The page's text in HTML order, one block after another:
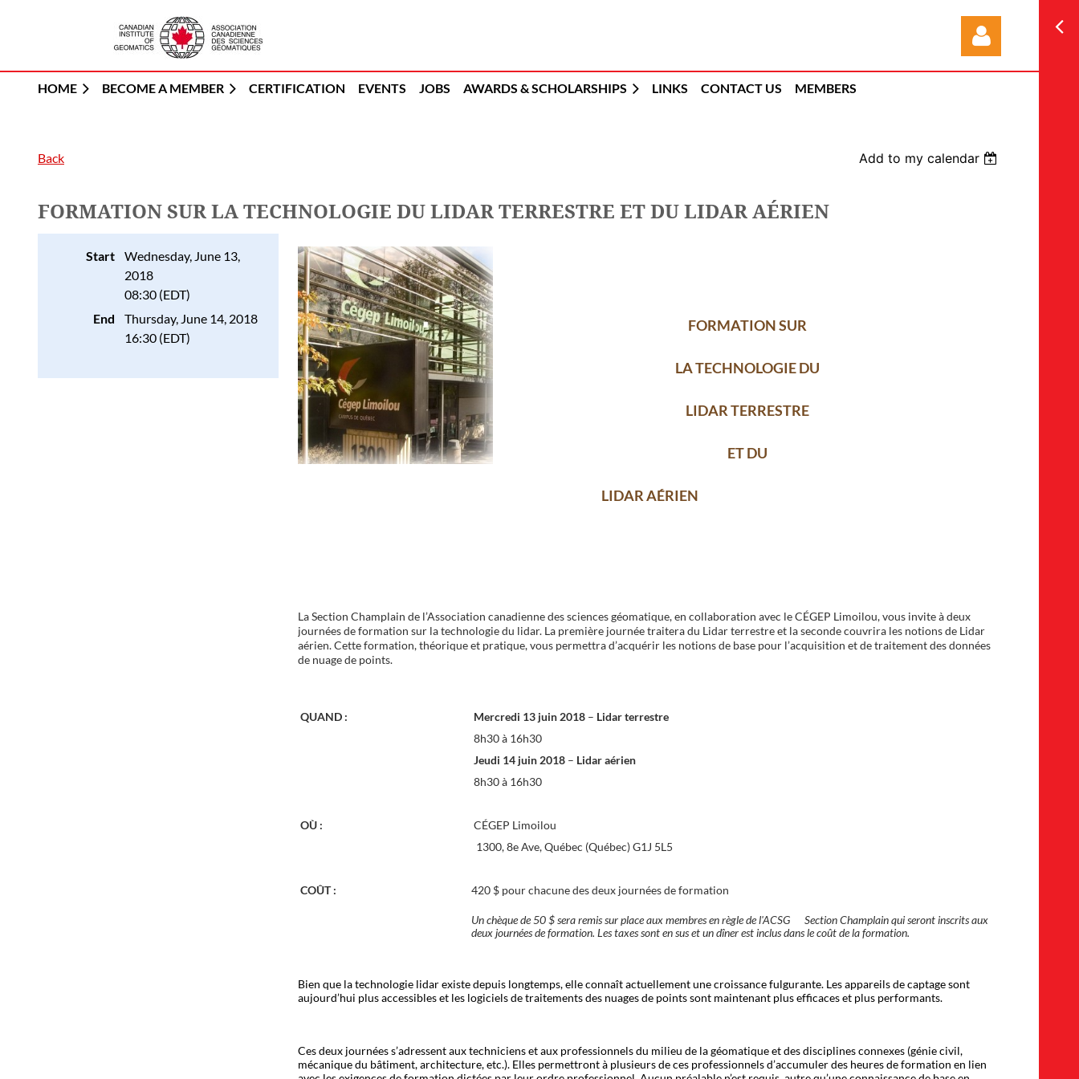
HOME BECOME A MEMBER CERTIFICATION EVENTS JOBS AWARDS & SCHOLARSHIPS LINKS CONTACT US MEMBERS
Back Add to my calendar
FORMATION SUR LA TECHNOLOGIE DU LIDAR TERRESTRE ET DU LIDAR AÉRIEN
Start
Wednesday, June 13,
2018
08:30 (EDT)
End
Thursday, June 14, 2018
16:30 (EDT)
FORMATION SUR
LA TECHNOLOGIE DU
LIDAR TERRESTRE
ET DU
LIDAR AÉRIEN
La Section Champlain de l’Association canadienne des sciences géomatique, en collaboration avec le CÉGEP Limoilou, vous invite à deux
journées de formation sur la technologie du lidar. La première journée traitera du Lidar terrestre et la seconde couvrira les notions de Lidar
aérien. Cette formation, théorique et pratique, vous permettra d’acquérir les notions de base pour l’acquisition et de traitement des données
de nuage de points.
QUAND : Mercredi 13 juin 2018 – Lidar terrestre
8h30 à 16h30
Jeudi 14 juin 2018 – Lidar aérien
8h30 à 16h30
OÙ :
CÉGEP Limoilou
1300, 8e Ave, Québec (Québec) G1J 5L5
COÛT : 420 $ pour chacune des deux journées de formation
Un chèque de 50 $ sera remis sur place aux membres en règle de l'ACSG Section Champlain qui seront inscrits aux
deux journées de formation. Les taxes sont en sus et un dîner est inclus dans le coût de la formation.
Bien que la technologie lidar existe depuis longtemps, elle connaît actuellement une croissance fulgurante. Les appareils de captage sont
aujourd’hui plus accessibles et les logiciels de traitements des nuages de points sont maintenant plus efficaces et plus performants.
Ces deux journées s’adressent aux techniciens et aux professionnels du milieu de la géomatique et des disciplines connexes (génie civil,
mécanique du bâtiment, architecture, etc.). Elles permettront à plusieurs de ces professionnels d’accumuler des heures de formation en lien